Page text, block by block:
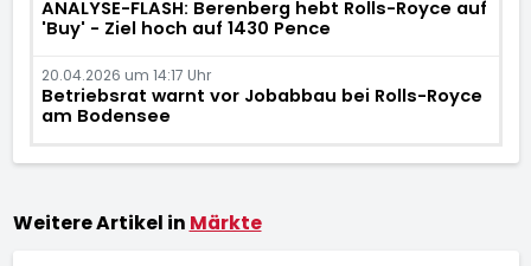
ANALYSE-FLASH: Berenberg hebt Rolls-Royce auf
'Buy' - Ziel hoch auf 1430 Pence
20.04.2026 um 14:17 Uhr
Betriebsrat warnt vor Jobabbau bei Rolls-Royce
am Bodensee
Weitere Artikel in Märkte